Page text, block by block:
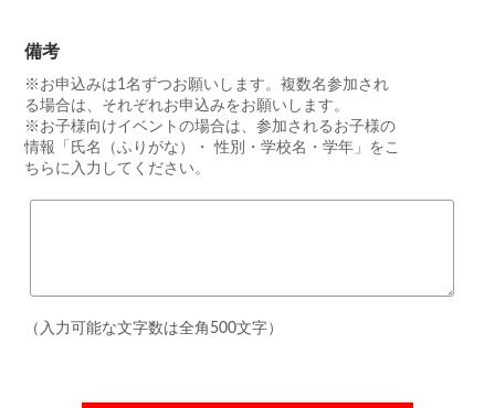
備考
※お申込みは1名ずつお願いします。複数名参加され
る場合は、それぞれお申込みをお願いします。
※お子様向けイベントの場合は、参加されるお子様の
情報「氏名（ふりがな）・ 性別・学校名・学年」をこ
ちらに入力してください。
（入力可能な文字数は全角500文字）